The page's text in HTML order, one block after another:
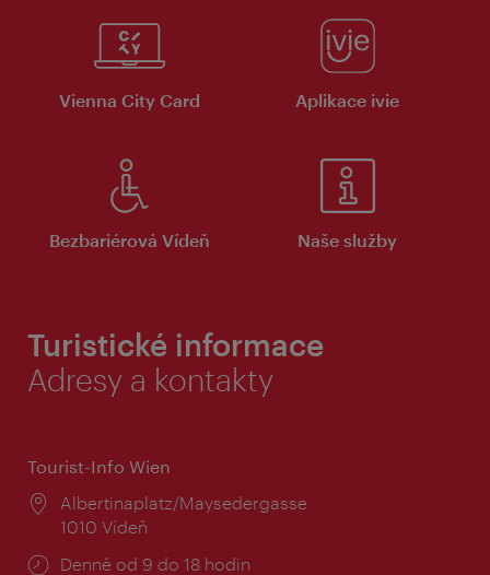
Vienna City Card Aplikace ivie
Bezbariérová Vídeň Naše služby
Turistické informace
Adresy a kontakty
Tourist-Info Wien
Místo:
Albertinaplatz/Maysedergasse
1010 Vídeň
Provozní
Denně od 9 do 18 hodin